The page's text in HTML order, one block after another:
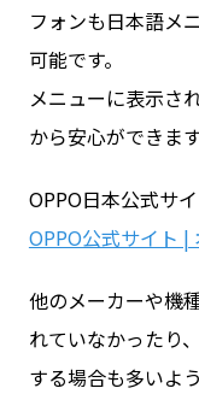
フォンも日本語メ
可能です。
メニューに表示さ
から安心ができます
OPPO日本公式サ
OPPO公式サイト |
他のメーカーや機
れていなかったり
する場合も多いよう